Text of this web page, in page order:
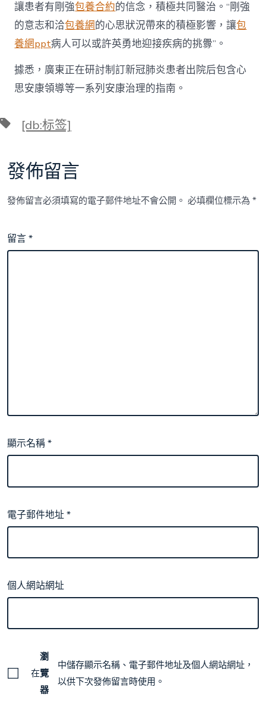
讓患者有剛強包養合約的信念，積極共同醫治。“剛強
的意志和洽包養網的心思狀況帶來的積極影響，讓包
養網ppt病人可以或許英勇地迎接疾病的挑釁”。
據悉，廣東正在研討制訂新冠肺炎患者出院后包含心
思安康領導等一系列安康治理的指南。
標 [db:标签]
發佈留言
發佈留言必須填寫的電子郵件地址不會公開。 必填欄位標示為*
留言*
顯示名稱*
電子郵件地址*
個人網站網址
在
瀏
覽
器
中儲存顯示名稱、電子郵件地址及個人網站網址，
以供下次發佈留言時使用。